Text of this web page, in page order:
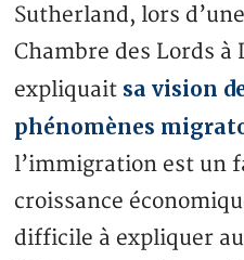
Sutherland, lors
Chambre des Lords à
expliquait sa vision
phénomènes
l’immigration est un
croissance
difficile à expliquer